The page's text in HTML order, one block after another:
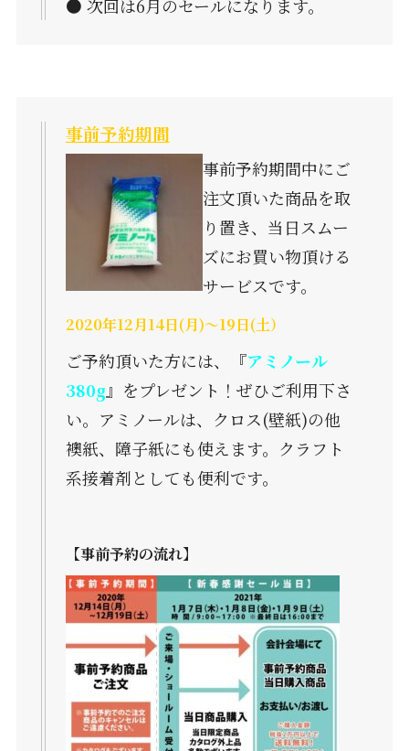
● 次回は6月のセールになります。
事前予約期間
事前予約期間中にご
注文頂いた商品を取
り置き、当日スムー
ズにお買い物頂ける
サービスです。
2020年12月14日(月)～19日(土）
ご予約頂いた方には、『アミノール
380g』をプレゼント！ぜひご利用下さ
い。アミノールは、クロス(壁紙)の他
襖紙、障子紙にも使えます。クラフト
系接着剤としても便利です。
【事前予約の流れ】